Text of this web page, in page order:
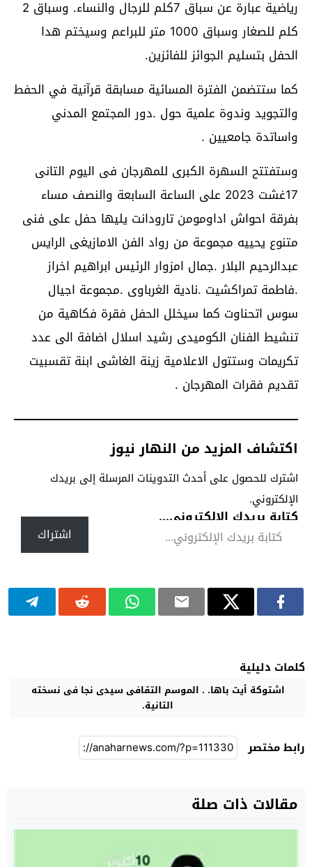
رياضية عبارة عن سباق 7كلم للرجال والنساء. وسباق 2
كلم للصغار وسباق 1000 متر للبراعم وسيختم هدا
الحفل بتسليم الجوائز للفائزين.
كما ستتضمن الفترة المسائية مسابقة قرآنية في الحفط
والتجويد وندوة علمية حول .دور المجتمع المدني
واساتدة جامعيين .
وستفتتح السهرة الكبرى للمهرجان فى اليوم التانى
17غشت 2023 على الساعة السابعة والنصف مساء
بفرقة احواش اداومومن تارودانت يليها حفل على فنى
متنوع يحييه مجموعة من رواد الفن الامازيغى الرايس
عبدالرحيم البلار .جمال امزوار الرئيس ابراهيم اخراز
.فاطمة تمراكشيت .نادية الغرباوى .مجموعة اجيال
سوس اتحناوت كما سيخلل الحفل فقرة فكاهية من
تنشيط الفنان الكوميدى رشيد اسلال اضافة الى عدد
تكريمات وستتول الاعلامية زينة الغاشى ابنة تقسبيت
تقديم فقرات المهرجان .
اكتشاف المزيد من النهار نيوز
اشترك للحصول على أحدث التدوينات المرسلة إلى بريدك
الإلكتروني.
كتابة بريدك الإلكتروني...
اشتراك
كلمات دليلية
اشتوكة أيت باها. . الموسم التقافى سيدى نجا فى نسخته
التانية.
رابط مختصر
مقالات ذات صلة